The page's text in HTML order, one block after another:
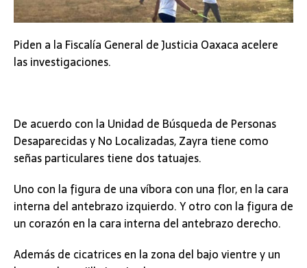
Piden a la Fiscalía General de Justicia Oaxaca acelere
las investigaciones.
De acuerdo con la Unidad de Búsqueda de Personas
Desaparecidas y No Localizadas, Zayra tiene como
señas particulares tiene dos tatuajes.
Uno con la figura de una víbora con una flor, en la cara
interna del antebrazo izquierdo.Y otro con la figura de
un corazón en la cara interna del antebrazo derecho.
Además de cicatrices en la zona del bajo vientre y un